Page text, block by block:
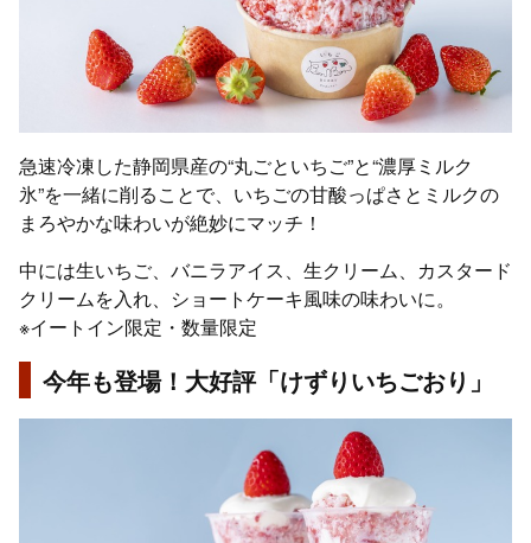
急速冷凍した静岡県産の“丸ごといちご”と“濃厚ミルク
氷”を一緒に削ることで、いちごの甘酸っぱさとミルクの
まろやかな味わいが絶妙にマッチ！
中には生いちご、バニラアイス、生クリーム、カスタード
クリームを入れ、ショートケーキ風味の味わいに。
※イートイン限定・数量限定
今年も登場！大好評「けずりいちごおり」